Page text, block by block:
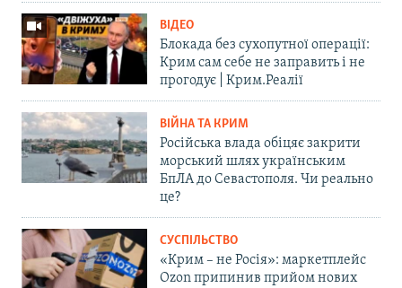
ВІДЕО
Блокада без сухопутної операції:
Крим сам себе не заправить і не
прогодує | Крим.Реалії
ВІЙНА ТА КРИМ
Російська влада обіцяє закрити
морський шлях українським
БпЛА до Севастополя. Чи реально
це?
СУСПІЛЬСТВО
«Крим – не Росія»: маркетплейс
Ozon припинив прийом нових